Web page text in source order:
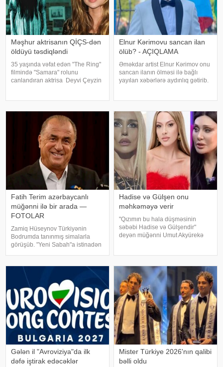
Məşhur aktrisanın QİÇS-dən
öldüyü təsdiqləndi
35 yaşında vəfat edən "The Ring"
filmində "Samara" rolunu
canlandıran aktrisa Deyvi Çeyzin
İdarəsini
Elnur Kərimovu sancan ilan
ölüb? - AÇIQLAMA
Əməkdar artist Elnur Kərimov onu
sancan ilanın ölməsi ilə bağlı
yayılan xəbərlərə aydınlıq gətirib.
açıqlama verməmişəm
Fatih Terim azərbaycanlı
müğənni ilə bir arada —
FOTOLAR
Zamiq Hüseynov Türkiyənin
Bodrumda tanınmış simalarla
görüşüb. "Yeni Sabah"a istinadən
məşqçi Fatih Terimləı ünsiyyətdə
olub. Z.Hüseynov görüş zaman
Hadise və Gülşen onu
məhkəməyə verir
"Qızımın bu hala düşməsinin
səbəbi Hadise və Gülşendir"
deyən müğənni Umut Akyürekə
davam etdirən Akyürek "Mən
Hadisən
Gələn il "Avroviziya"da ilk
dəfə iştirak edəcəklər
Mister Türkiye 2026'nın qalibi
bəlli oldu